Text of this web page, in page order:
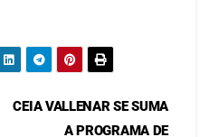
CEIA VALLENAR SE SUMA
A PROGRAMA DE